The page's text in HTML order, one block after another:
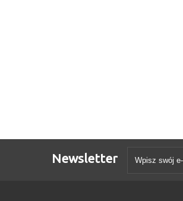
Newsletter